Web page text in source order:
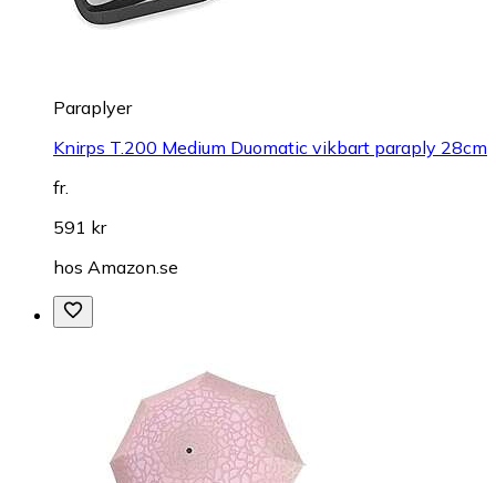
Paraplyer
Knirps T.200 Medium Duomatic vikbart paraply 28cm
fr.
591 kr
hos Amazon.se